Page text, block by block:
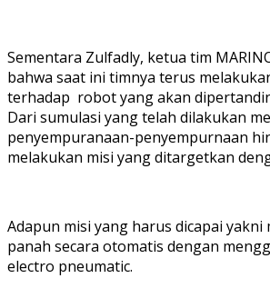
Sementara Zulfadly, ketua tim
bahwa saat ini timnya terus
terhadap robot yang akan
Dari sumulasi yang telah dilakukan
penyempuranaan-penyempurnaan
melakukan misi yang ditargetkan
Adapun misi yang harus dicapai yakni
panah secara otomatis dengan
electro pneumatic.